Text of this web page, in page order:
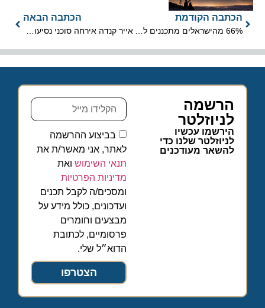
הכתבה הקודמת
66% מהישראלים מתכננים לטוס לאחת ממדינות אסיה-פסיפיק
הכתבה הבאה
אייר קנדה אירחה סוכני נסיעות במלון קראון פלזה
הרשמה
לניוזלטר
הירשמו עכשיו
לניוזלטר שלנו כדי
להשאר מעודכנים
בביצוע ההרשמה
לאתר, אני מאשר/ת את
תנאי השימושואת
מדיניות הפרטיות
ומסכים/ה לקבל תכנים
ועדכונים, כולל מידע על
מבצעים וחומרים
פרסומיים, לכתובת
הדוא״ל שלי.
הצטרפו